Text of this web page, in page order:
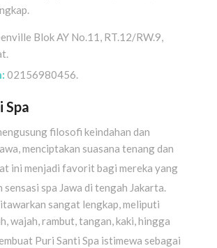
Blok AY No.11, RT.12/RW.9,
02156980456.
Spa
filosofi keindahan dan
menciptakan suasana tenang dan
ini menjadi favorit bagi mereka yang
sensasi spa Jawa di tengah Jakarta.
sangat lengkap, meliputi
wajah, rambut, tangan, kaki, hingga
Puri Santi Spa istimewa sebagai